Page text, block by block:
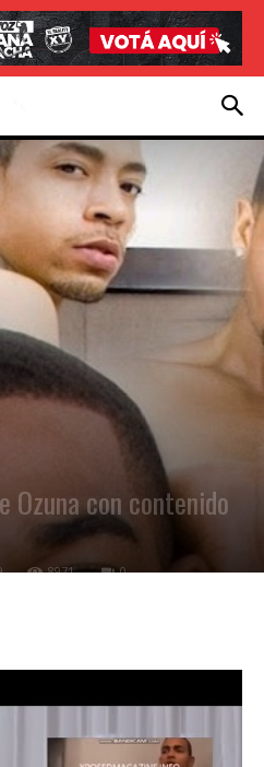
Ozuna con contenido
8971 0